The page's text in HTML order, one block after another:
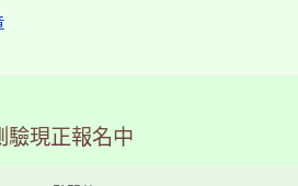
驗現正報名中